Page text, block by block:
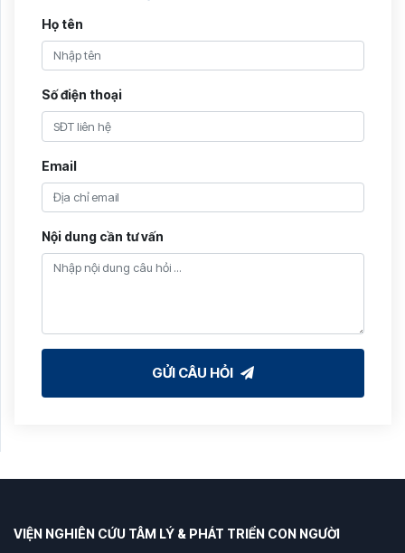
Họ tên
Số điện thoại
Email
Nội dung cần tư vấn
GỬI CÂU HỎI
VIỆN NGHIÊN CỨU TÂM LÝ & PHÁT TRIỂN CON NGƯỜI